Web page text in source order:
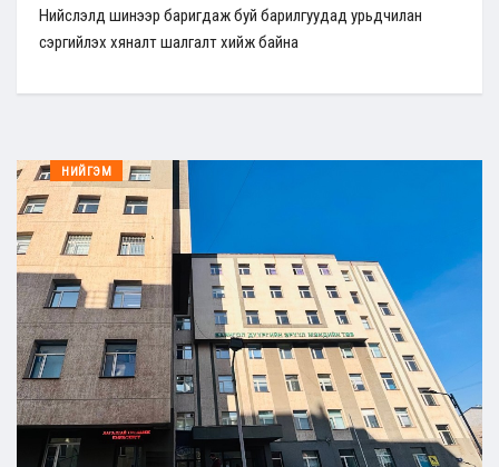
Нийслэлд шинээр баригдаж буй барилгуудад урьдчилан
сэргийлэх хяналт шалгалт хийж байна
НИЙГЭМ